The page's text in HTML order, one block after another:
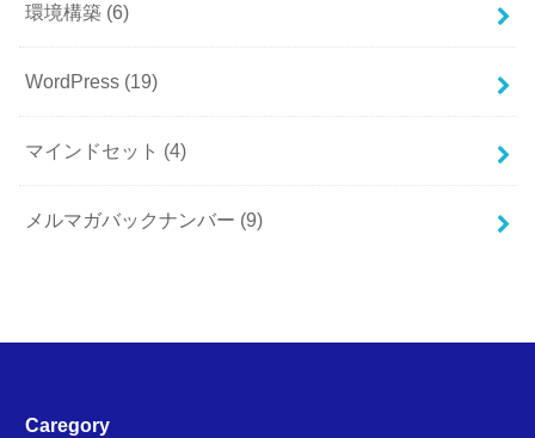
環境構築 (6)
WordPress (19)
マインドセット (4)
メルマガバックナンバー (9)
Caregory